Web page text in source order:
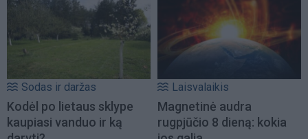
Sodas ir daržas
Kodėl po lietaus sklype
kaupiasi vanduo ir ką
Laisvalaikis
Magnetinė audra
rugpjūčio 8 dieną: kokia